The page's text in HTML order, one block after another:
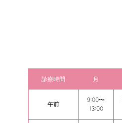
診療時間 月
午前
9:00〜
13:00